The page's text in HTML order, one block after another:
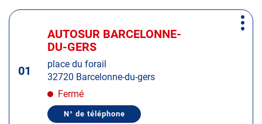
Appuyer
ENTRÉE
01
Centre
:
AUTOSUR BARCELONNE-
DU-GERS
place du forail
32720 Barcelonne-du-gers
Fermé
N° de téléphone
AFFICHER
Plus